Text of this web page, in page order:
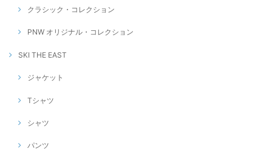
クラシック・コレクション
PNW オリジナル・コレクション
SKI THE EAST
ジャケット
Tシャツ
シャツ
パンツ